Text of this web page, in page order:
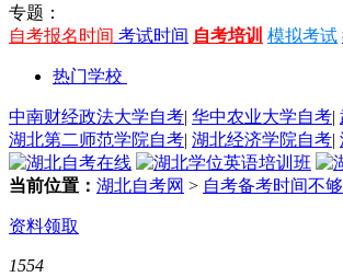
专题：
自考报名时间 考试时间 自考培训 模拟考试
热门学校
中南财经政法大学自考| 华中农业大学自考|
湖北第二师范学院自考| 湖北经济学院自考|
当前位置： 湖北自考网 > 自考备考时间不
资料领取
1554